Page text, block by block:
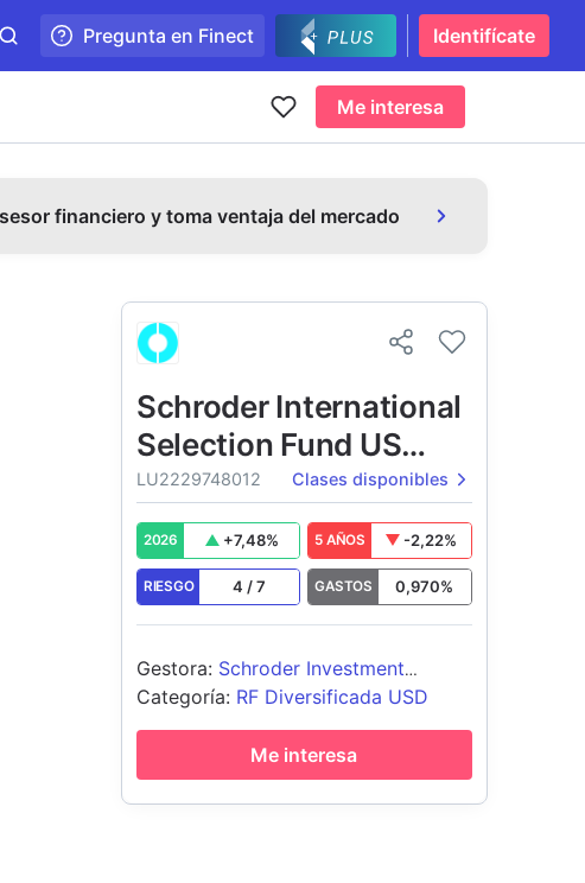
Pregunta en Finect Identifícate
Me interesa
financiero y toma ventaja del mercado
Schroder International
Selection Fund US
Dollar Bond
LU2229748012 Clases disponibles
2026 +7,48% 5 AÑOS -2,22%
RIESGO 4 /7 GASTOS 0,970%
Gestora: Schroder Investment
Management (Europe) S.A.
Categoría: RF Diversificada USD
Me interesa